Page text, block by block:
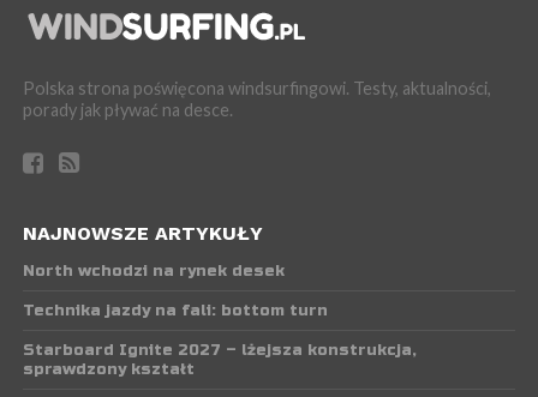
Polska strona poświęcona windsurfingowi. Testy, aktualności,
porady jak pływać na desce.
NAJNOWSZE ARTYKUŁY
North wchodzi na rynek desek
Technika jazdy na fali: bottom turn
Starboard Ignite 2027 – lżejsza konstrukcja,
sprawdzony kształt